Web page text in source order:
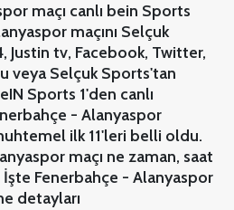
maçı canlı bein Sports
maçını Selçuk
Justin tv, Facebook, Twitter,
veya Selçuk Sports'tan
Sports 1'den canlı
- Alanyaspor
ilk 11'leri belli oldu.
maçı ne zaman, saat
Fenerbahçe - Alanyaspor
detayları